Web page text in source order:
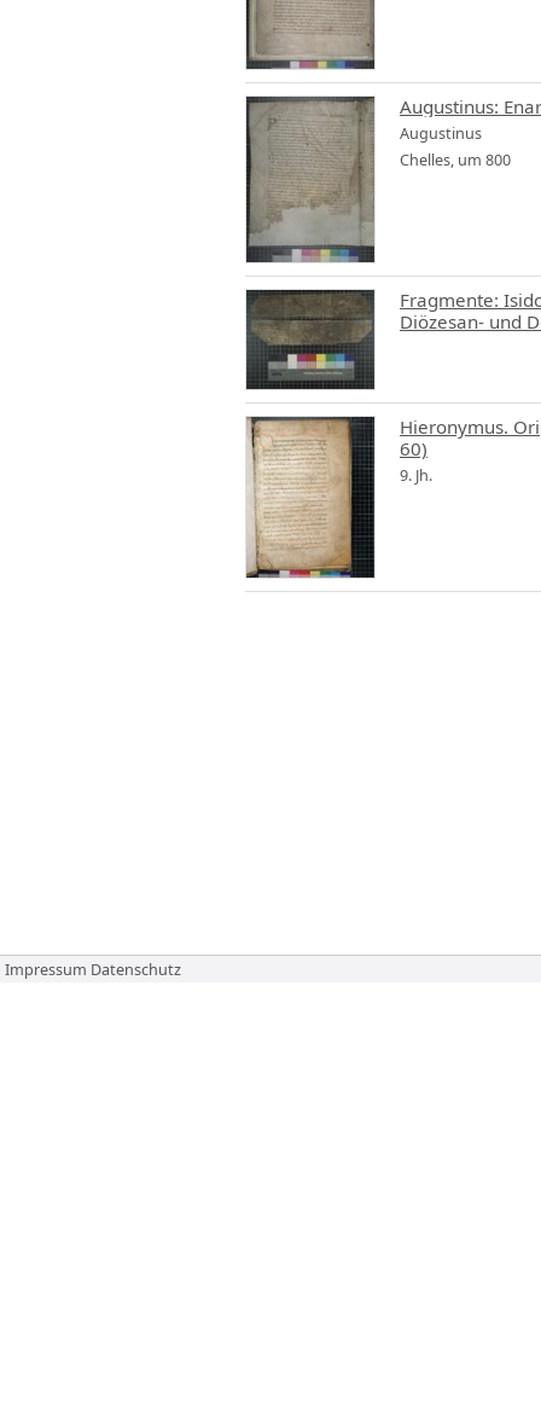
Augustinus
Chelles, um 800
Fragmente:
Diözesan- und
Hieronymus.
60)
9. Jh.
Impressum Datenschutz